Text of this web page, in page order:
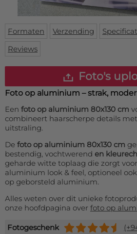
Vloermat
Skateboard deck
Over ons
Inloggen
WhatsApp
Formaten Verzending
Reviews
Foto's
Foto op aluminium – strak,
Een foto op aluminium 80x130 cm
combineert haarscherpe details
uitstraling.
De foto op aluminium 80x130 cm
bestendig, vochtwerend en
geharde witte toplaag die zorgt
aluminium look & feel, optioneel
op geborsteld aluminium.
Alles weten over dit unieke
onze hoofdpagina over foto op
Fotogeschenk